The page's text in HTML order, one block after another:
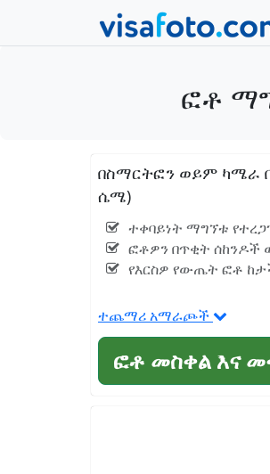
ፎቶ
በስማርትፎን ወይም ካሜራ
ሴሜ)
ተቀባይነት ማግኘቱ
ፎቶዎን በጥቂት ሰከንዶች
የእርስዎ የውጤት ፎቶ
ተጨማሪ አማራጮች
ፎቶ መስቀል እና